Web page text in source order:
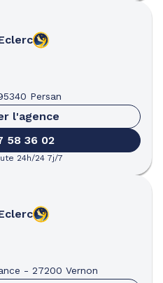
Persan
l'agence
58 36 02
24h/24 7j/7
- 27200 Vernon